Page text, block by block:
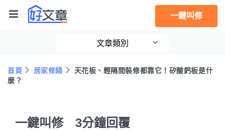
一鍵叫修
文章類別
首頁 居家修繕
天花板、輕隔間裝修都靠它！矽酸鈣板是什
麼？
一鍵叫修 3分鐘回覆